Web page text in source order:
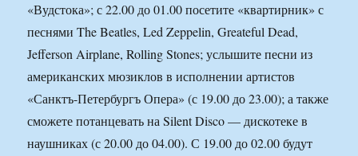
«Вудстока»; с 22.00 до 01.00 посетите «квартирник» с
песнями The Beatles, Led Zeppelin, Greateful Dead,
Jefferson Airplane, Rolling Stones; услышите песни из
американских мюзиклов в исполнении артистов
«Санктъ-Петербургъ Опера» (с 19.00 до 23.00); а также
сможете потанцевать на Silent Disco — дискотеке в
наушниках (с 20.00 до 04.00). С 19.00 до 02.00 будут